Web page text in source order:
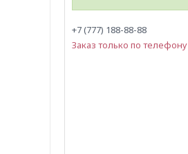
+7 (777) 188-88-88
Заказ только по телефону